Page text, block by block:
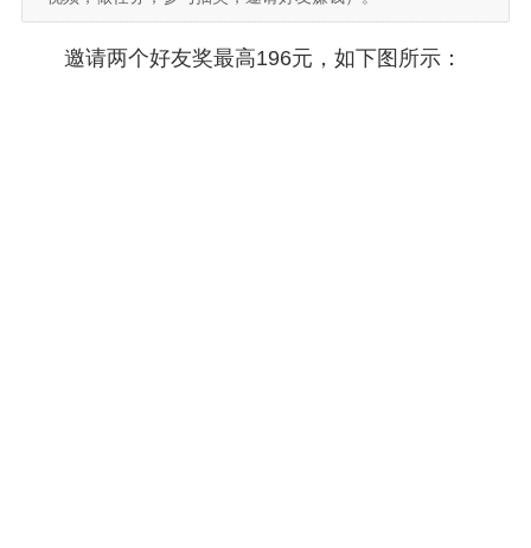
邀请两个好友奖最高196元，如下图所示：